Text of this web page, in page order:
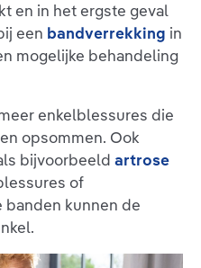
en in het ergste geval
een bandverrekking in
mogelijke behandeling
enkelblessures die
opsommen. Ook
bijvoorbeeld artrose
of
kunnen de